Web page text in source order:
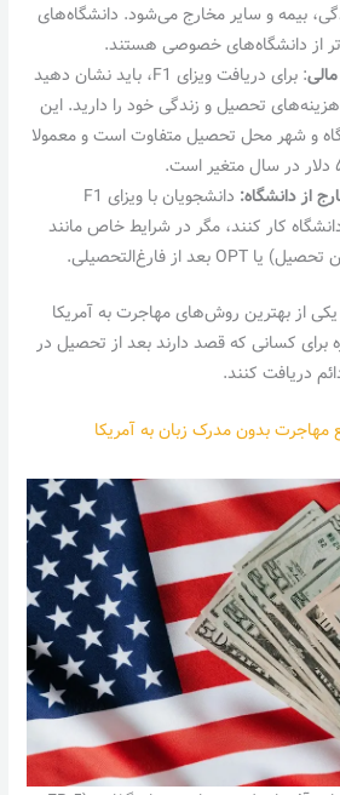
بیمه و سایر مخارج می‌شود. دانشگاه‌های
از دانشگاه‌های خصوصی هستند.
: برای دریافت ویزای F1، باید نشان دهید
هزینه‌های تحصیل و زندگی خود را دارید. این
و شهر محل تحصیل متفاوت است و معمولا
از دانشگاه:
دانشجویان با ویزای F1
کار کنند، مگر در شرایط خاص مانند
از بهترین روش‌های مهاجرت به آمریکا
برای کسانی که قصد دارند بعد از تحصیل در
دریافت کنند.
مهاجرت بدون مدرک زبان به آمریکا